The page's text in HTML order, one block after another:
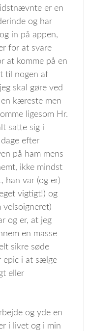
er en
og har
in på appen,
for at svare
at komme på en
til nogen af
skal gøre ved
kæreste men
ligesom Hr.
satte sig i
efter
på ham mens
ikke mindst
han var (og er)
vigtigt!) og
velsoigneret)
og er, at jeg
en masse
sikre søde
epic i at sælge
eller
og yde en
i livet og i min